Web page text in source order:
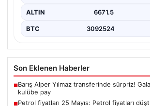
ALTIN 6671.5
BTC 3092524
Son Eklenen Haberler
■Barış Alper Yılmaz transferinde sürpriz!
kulübe pay
■Petrol fiyatları 25 Mayıs: Petrol fiyatları